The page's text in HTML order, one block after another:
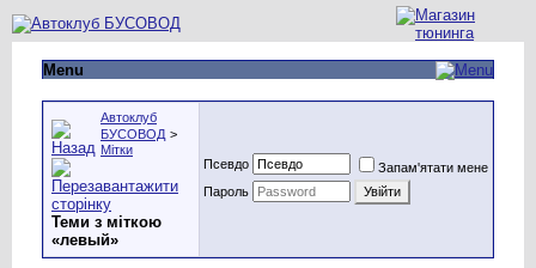
Menu
Автоклуб
БУСОВОД >
Мітки
Теми з міткою
«левый»
Псевдо
Запам'ятати мене
Пароль